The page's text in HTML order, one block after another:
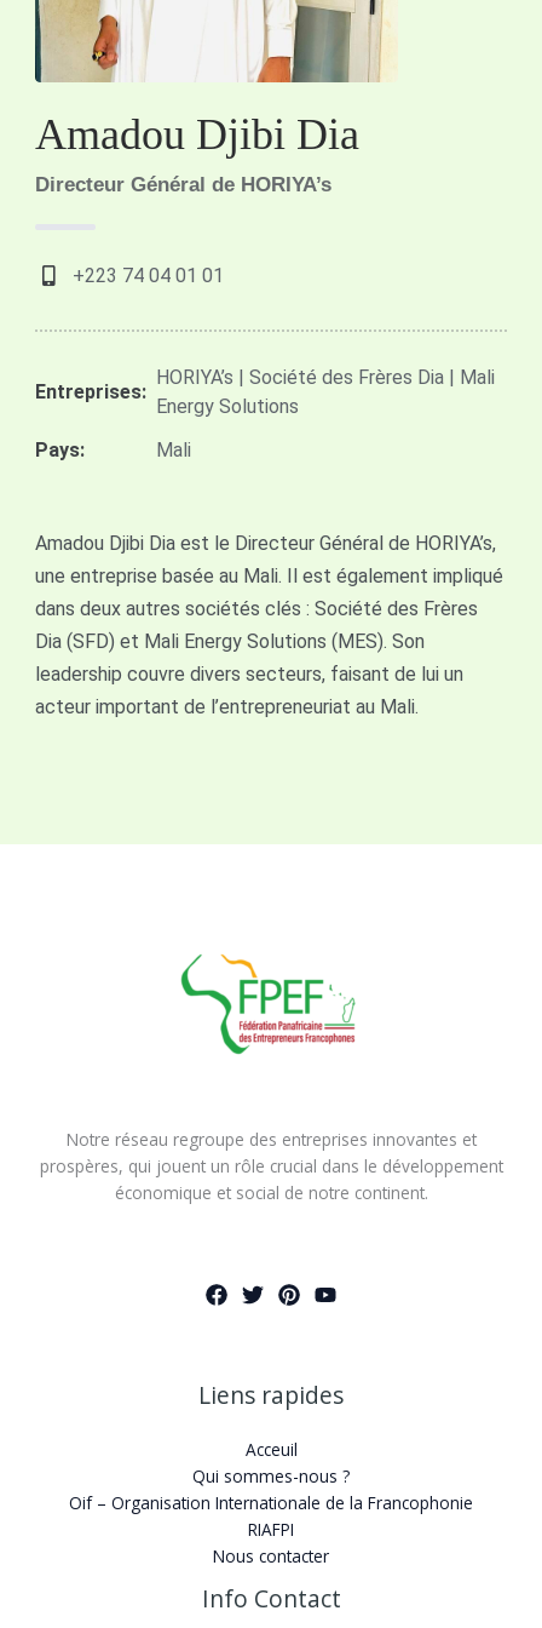
Amadou Djibi Dia
Directeur Général de HORIYA’s
+223 74 04 01 01
Entreprises:
HORIYA’s | Société des Frères Dia | Mali
Energy Solutions
Pays:
Mali
Amadou Djibi Dia est le Directeur Général de HORIYA’s,
une entreprise basée au Mali. Il est également impliqué
dans deux autres sociétés clés : Société des Frères
Dia (SFD) et Mali Energy Solutions (MES). Son
leadership couvre divers secteurs, faisant de lui un
acteur important de l’entrepreneuriat au Mali.
Notre réseau regroupe des entreprises innovantes et
prospères, qui jouent un rôle crucial dans le développement
économique et social de notre continent.
Liens rapides
Acceuil
Qui sommes-nous ?
Oif – Organisation Internationale de la Francophonie
RIAFPI
Nous contacter
Info Contact